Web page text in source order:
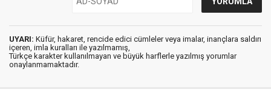
UYARI: Küfür, hakaret, rencide edici cümleler veya imalar, inançlara saldırı
içeren, imla kuralları ile yazılmamış,
Türkçe karakter kullanılmayan ve büyük harflerle yazılmış yorumlar
onaylanmamaktadır.